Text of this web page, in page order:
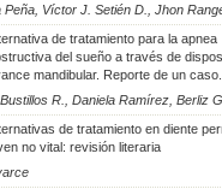
Víctor J. Setién D., Jhon
de tratamiento para la apnea
del sueño a través de
mandibular. Reporte de un caso.
R., Daniela Ramírez, Berliz
de tratamiento en diente
no vital: revisión literaria